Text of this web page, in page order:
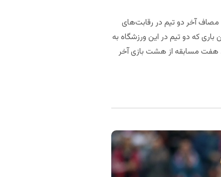
آخر دو تیم در رقابت‌های
در این ورزشگاه هم بالای ۲.۵ گل داشته است. آخرین باری که دو تیم در این ورزشگاه به
آخر آوگسبورگ در همه رقابت‌ها، بالای ۲.۵ گل داشته است. هفت مسابقه از هشت بازی آخر